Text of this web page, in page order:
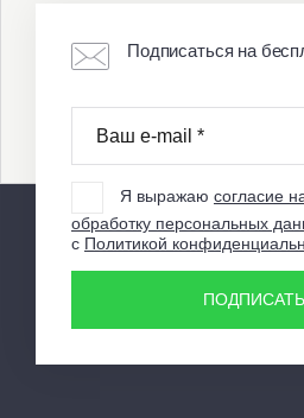
Подписаться на
Я выражаю согласие
обработку персональных
с Политикой